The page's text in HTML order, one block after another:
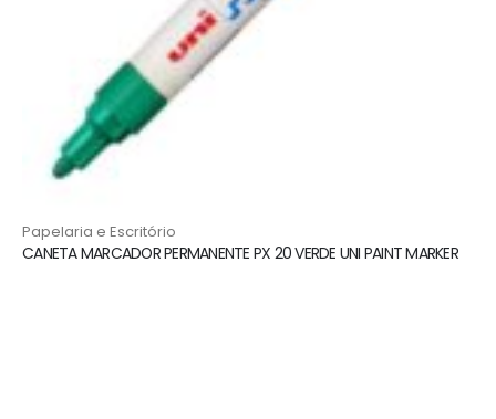
Papelaria e Escritório
CANETA MARCADOR PERMANENTE PX 20 VERDE UNI PAINT MARKER